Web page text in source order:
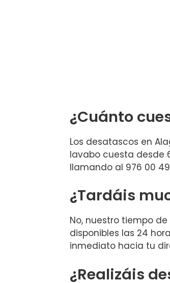
¿Cuánto
Los desatascos en
lavabo cuesta desde
llamando al 976 00
¿Tardáis
No, nuestro tiempo
disponibles las 24
inmediato hacia tu
¿Realizáis